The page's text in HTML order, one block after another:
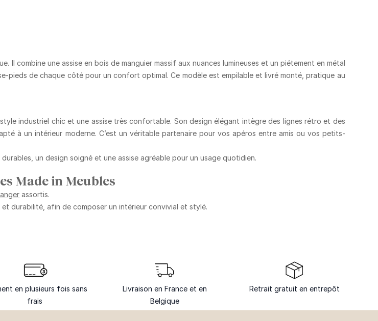
Il combine une assise en bois de manguier massifaux nuances lumineuses et un piétement en métal
pieds de chaque côté pour un confort optimal. Ce modèle est empilable et livré monté , pratique au
industriel chic et une assise très confortable. Son design élégant intègre des lignes rétro et des
à un intérieur moderne. C’est un véritable partenaire pour vos apéros entre amis ou vos petits-
un design soigné et une assise agréable pour un usage quotidien.
Made in Meubles
assortis.
durabilité , afin de composer un intérieur convivial et stylé.
en plusieurs fois sans
frais
Livraison en France et en
Belgique
Retrait gratuit en entrepôt